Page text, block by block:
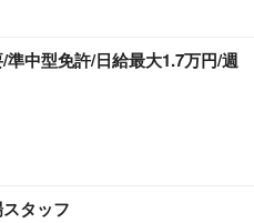
中型免許/日給最大1.7万円/週
タッフ